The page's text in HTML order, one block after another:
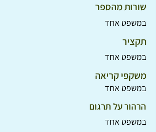
שורות מהספר
במשפט אחד
תקציר
במשפט אחד
משקפי קריאה
במשפט אחד
הרהור על תרגום
במשפט אחד